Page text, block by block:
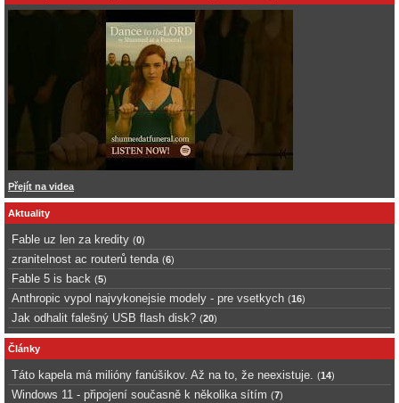
Přejít na videa
Aktuality
Fable uz len za kredity (0)
zranitelnost ac routerů tenda (6)
Fable 5 is back (5)
Anthropic vypol najvykonejsie modely - pre vsetkych (16)
Jak odhalit falešný USB flash disk? (20)
Články
Táto kapela má milióny fanúšikov. Až na to, že neexistuje. (14)
Windows 11 - připojení současně k několika sítím (7)